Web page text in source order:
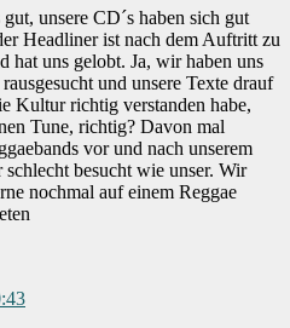
unsere CD´s haben sich gut
Headliner ist nach dem Auftritt zu
hat uns gelobt. Ja, wir haben uns
und unsere Texte drauf
Kultur richtig verstanden habe,
Tune, richtig? Davon mal
vor und nach unserem
besucht wie unser. Wir
nochmal auf einem Reggae